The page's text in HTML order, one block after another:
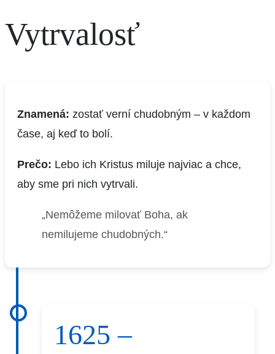
Vytrvalosť
Znamená: zostať verní chudobným – v každom
čase, aj keď to bolí.
Prečo: Lebo ich Kristus miluje najviac a chce,
aby sme pri nich vytrvali.
„Nemôžeme milovať Boha, ak
nemilujeme chudobných.“
1625 –